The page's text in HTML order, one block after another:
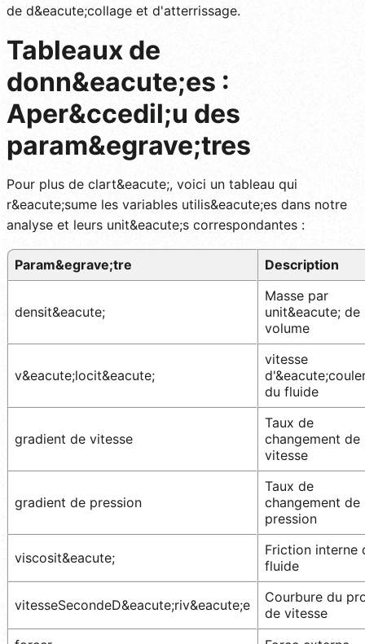
de d&eacute;collage et d'atterrissage.
Tableaux de
donn&eacute;es :
Aper&ccedil;u des
param&egrave;tres
Pour plus de clart&eacute;, voici un tableau qui
r&eacute;sume les variables utilis&eacute;es dans notre
analyse et leurs unit&eacute;s correspondantes :
Param&egrave;tre Description
densit&eacute;
Masse par
unit&eacute; de
volume
v&eacute;locit&eacute;
vitesse
du fluide
gradient de vitesse
Taux de
changement de
vitesse
gradient de pression
Taux de
changement de
pression
viscosit&eacute;
Friction interne
fluide
vitesseSecondeD&eacute;riv&eacute;e
Courbure du
de vitesse